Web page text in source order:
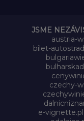
JSME
austria-
bilet-
czechy-
e-vignette.pl